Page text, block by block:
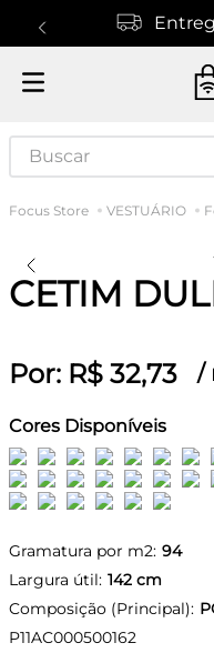
Buscar
VESTUÁRIO
CETIM
Por: R$ 32,73 /
Cores Disponíveis
Gramatura por m2: 94
Largura útil: 142 cm
Composição (Principal):
P11AC000500162